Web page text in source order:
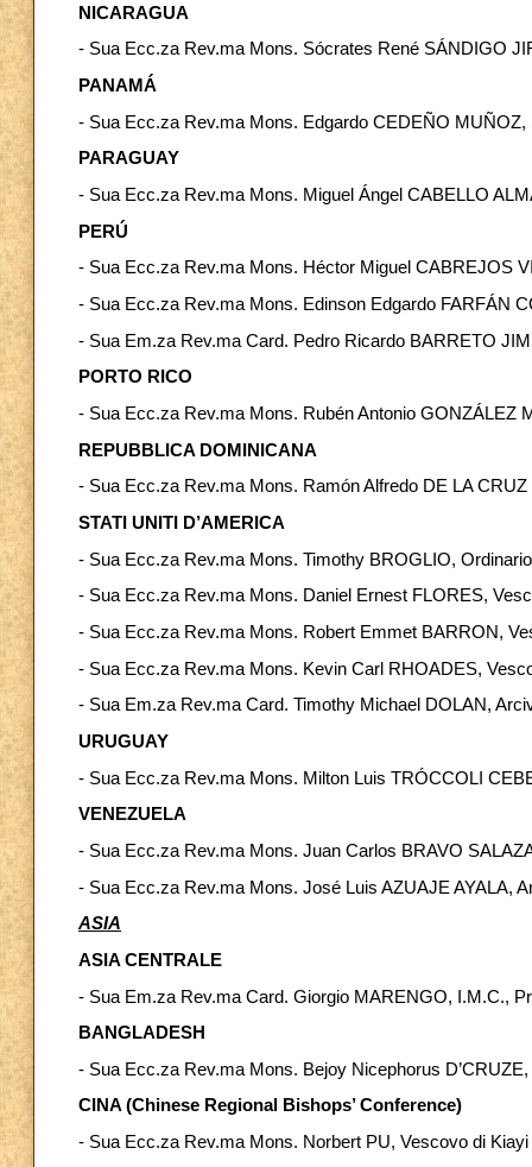
NICARAGUA
- Sua Ecc.za Rev.ma Mons. Sócrates René SÁNDIGO
PANAMÁ
- Sua Ecc.za Rev.ma Mons. Edgardo CEDEÑO MUÑOZ,
PARAGUAY
- Sua Ecc.za Rev.ma Mons. Miguel Ángel CABELLO
PERÚ
- Sua Ecc.za Rev.ma Mons. Héctor Miguel CABREJOS
- Sua Ecc.za Rev.ma Mons. Edinson Edgardo FARFÁN
- Sua Em.za Rev.ma Card. Pedro Ricardo BARRETO
PORTO RICO
- Sua Ecc.za Rev.ma Mons. Rubén Antonio GONZÁLEZ
REPUBBLICA DOMINICANA
- Sua Ecc.za Rev.ma Mons. Ramón Alfredo DE LA
STATI UNITI D’AMERICA
- Sua Ecc.za Rev.ma Mons. Timothy BROGLIO,
- Sua Ecc.za Rev.ma Mons. Daniel Ernest FLORES,
- Sua Ecc.za Rev.ma Mons. Robert Emmet BARRON,
- Sua Ecc.za Rev.ma Mons. Kevin Carl RHOADES,
- Sua Em.za Rev.ma Card. Timothy Michael DOLAN,
URUGUAY
- Sua Ecc.za Rev.ma Mons. Milton Luis TRÓCCOLI
VENEZUELA
- Sua Ecc.za Rev.ma Mons. Juan Carlos BRAVO
- Sua Ecc.za Rev.ma Mons. José Luis AZUAJE AYALA,
ASIA
ASIA CENTRALE
- Sua Em.za Rev.ma Card. Giorgio MARENGO, I.M.C.,
BANGLADESH
- Sua Ecc.za Rev.ma Mons. Bejoy Nicephorus
CINA (Chinese Regional Bishops’ Conference)
- Sua Ecc.za Rev.ma Mons. Norbert PU, Vescovo di Kiayi